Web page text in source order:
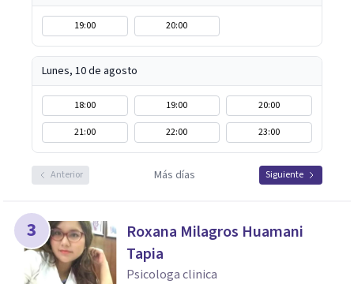
19:00 20:00
Lunes, 10 de agosto
18:00 19:00
20:00
21:00
22:00 23:00
Anterior Más días Siguiente
3
Roxana Milagros Huamani
Tapia
Psicologa clinica